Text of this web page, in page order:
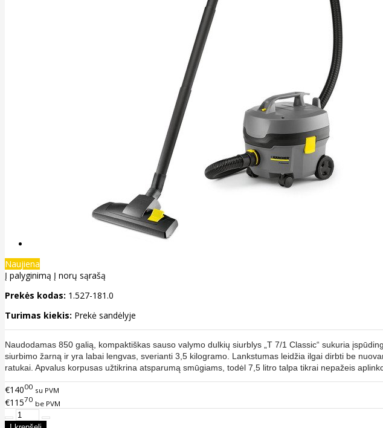
Naujiena
Į palyginimą Į norų sąrašą
Prekės kodas: 1.527-181.0
Turimas kiekis: Prekė sandėlyje
Naudodamas 850 galią, kompaktiškas sauso valymo dulkių siurblys „T 7/1 Classic“ sukuria
siurbimo žarną ir yra labai lengvas, sverianti 3,5 kilogramo. Lankstumas leidžia ilgai dirbti be
ratukai. Apvalus korpusas užtikrina atsparumą smūgiams, todėl 7,5 litro talpa tikrai nepažeis
€14000 su PVM
€11570 be PVM